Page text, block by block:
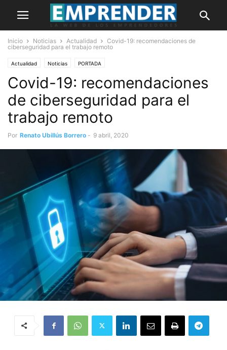
Inicio Noticias Actualidad
Covid-19: recomendaciones de
ciberseguridad para el trabajo remoto
Actualidad Noticias PORTADA
Covid-19: recomendaciones
de ciberseguridad para el
trabajo remoto
Por Renato Ubillús Borrero - 9 abril, 2020